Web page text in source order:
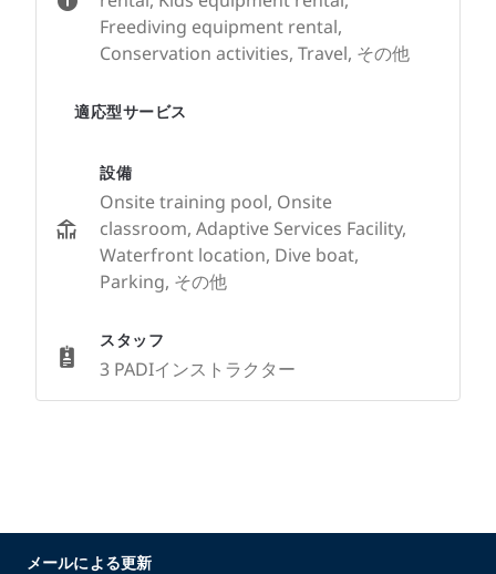
Freediving equipment rental,
Conservation activities, Travel, その他
適応型サービス
設備
Onsite training pool, Onsite
classroom, Adaptive Services Facility,
Waterfront location, Dive boat,
Parking, その他
スタッフ
3 PADIインストラクター
メールによる更新